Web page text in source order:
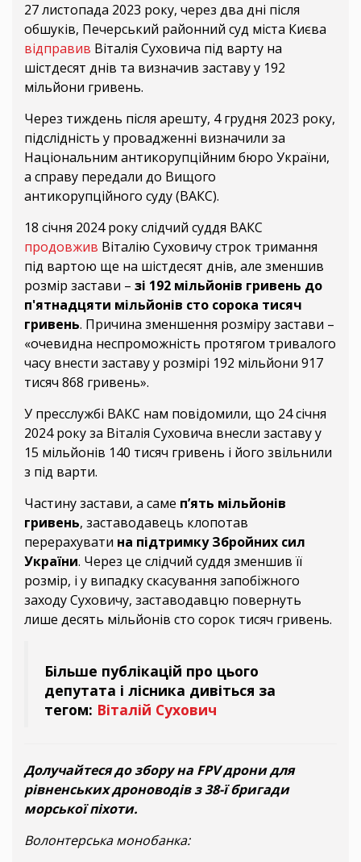
27 листопада 2023 року, через два дні після
обшуків, Печерський районний суд міста Києва
відправив Віталія Суховича під варту на
шістдесят днів та визначив заставу у 192
мільйони гривень.
Через тиждень після арешту, 4 грудня 2023 року,
підслідність у провадженні визначили за
Національним антикорупційним бюро України,
а справу передали до Вищого
антикорупційного суду (ВАКС).
18 січня 2024 року слідчий суддя ВАКС
продовжив Віталію Суховичу строк тримання
під вартою ще на шістдесят днів, але зменшив
розмір застави – зі 192 мільйонів гривень до
п'ятнадцяти мільйонів сто сорока тисяч
гривень. Причина зменшення розміру застави –
«очевидна неспроможність протягом тривалого
часу внести заставу у розмірі 192 мільйони 917
тисяч 868 гривень».
У пресслужбі ВАКС нам повідомили, що 24 січня
2024 року за Віталія Суховича внесли заставу у
15 мільйонів 140 тисяч гривень і його звільнили
з під варти.
Частину застави, а саме п’ять мільйонів
гривень, заставодавець клопотав
перерахувати на підтримку Збройних сил
України. Через це слідчий суддя зменшив її
розмір, і у випадку скасування запобіжного
заходу Суховичу, заставодавцю повернуть
лише десять мільйонів сто сорок тисяч гривень.
Більше публікацій про цього
депутата і лісника дивіться за
тегом: Віталій Сухович
Долучайтеся до збору на FPV дрони для
рівненських дроноводів з 38-ї бригади
морської піхоти.
Волонтерська монобанка: